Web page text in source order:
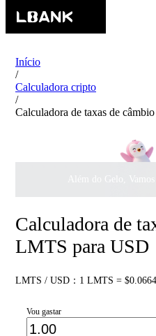
Início
/
Calculadora cripto
/
Calculadora de taxas de
Calculadora de
LMTS para USD
LMTS / USD：1 LMTS = $0.0664
Vou gastar